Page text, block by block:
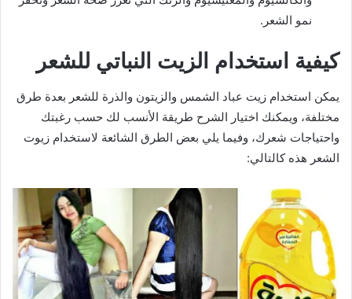
نمو الشعر.
كيفية استخدام الزيت النباتي للشعر
يمكن استخدام زيت عباد الشمس والزيتون والذرة للشعر بعدة طرق
مختلفة، ويمكنك اختيار الشرح طريقة الأنسب لك حسب رغبتك
واحتياجات شعرك، وفيما يلي بعض الطرق الشائعة لاستخدام زيوت
الشعر هذه كالتالي: